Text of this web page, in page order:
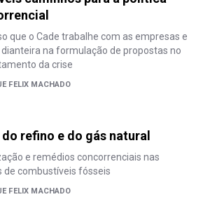
que o Cade trabalhe com as empresas e
na formulação de propostas no
da crise
FELIX MACHADO
do refino e do gás natural
e remédios concorrenciais nas
de combustíveis fósseis
FELIX MACHADO